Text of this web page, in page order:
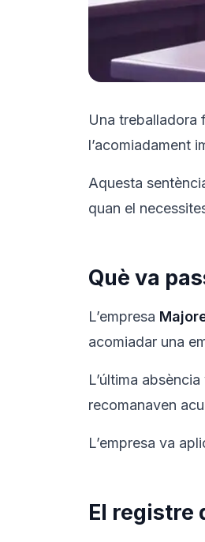
Una treballadora
l’acomiadament
Aquesta
quan el
Què va
L’empresa
acomiadar una
L’última
recomanaven
L’empresa va
El registre